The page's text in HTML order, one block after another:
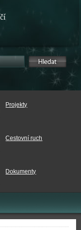
Projekty
Cestovní ruch
Dokumenty